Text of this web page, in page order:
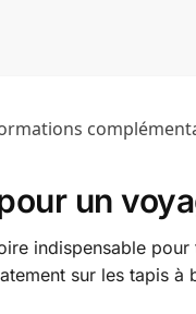
un
indispensable
sur les tapis